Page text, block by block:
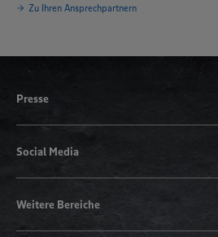
Zu Ihren Ansprechpartnern
Presse
Social Media
Weitere Bereiche